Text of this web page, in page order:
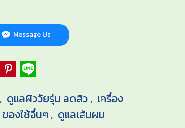
Message Us
, ดูแลผิววัยรุ่น ลดสิว , เครื่อง
ของใช้อื่นๆ , ดูแลเส้นผม